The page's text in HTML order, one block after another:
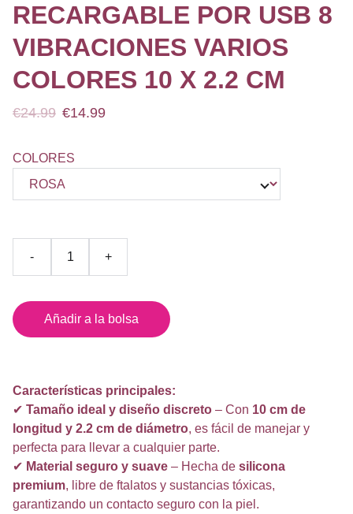
RECARGABLE POR USB 8
VIBRACIONES VARIOS
COLORES 10 X 2.2 CM
€24.99 €14.99
COLORES
- +
Añadir a la bolsa
Características principales:
✔ Tamaño ideal y diseño discreto – Con 10 cm de
longitud y 2.2 cm de diámetro, es fácil de manejar y
perfecta para llevar a cualquier parte.
✔ Material seguro y suave – Hecha de silicona
premium, libre de ftalatos y sustancias tóxicas,
garantizando un contacto seguro con la piel.